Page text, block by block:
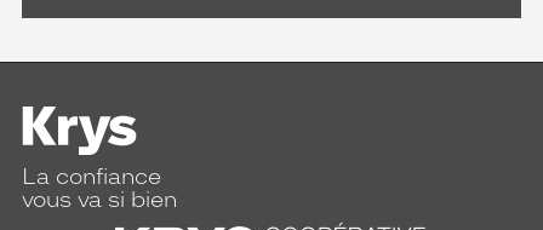
La confiance
vous va si bien